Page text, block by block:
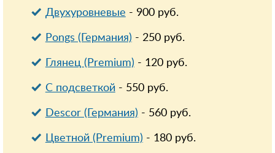
Двухуровневые - 900руб.
Pongs (Германия) - 250руб.
Глянец (Premium) - 120руб.
С подсветкой- 550руб.
Descor (Германия) - 560руб.
Цветной (Premium) - 180руб.